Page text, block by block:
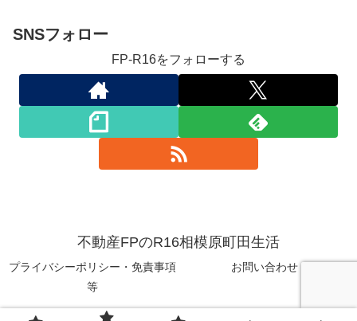
SNSフォロー
FP-R16をフォローする
不動産FPのR16相模原町田生活
プライバシーポリシー・免責事項
等
お問い合わせ
© 2021 不動産FPのR16相模原町田生活.本サイトにはプロモーショ